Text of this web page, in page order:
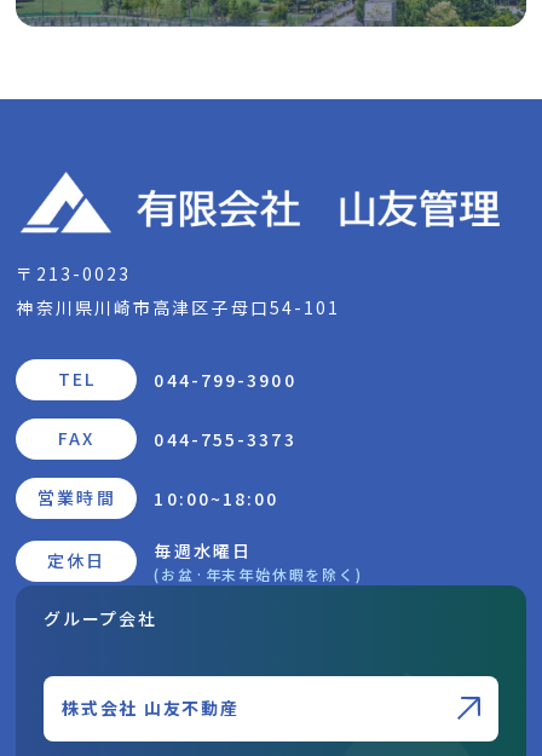
〒213-0023
神奈川県川崎市高津区子母口54-101
TEL 044-799-3900
FAX 044-755-3373
営業時間 10:00~18:00
定休日 毎週水曜日
(お盆·年末年始休暇を除く)
グループ会社
株式会社 山友不動産